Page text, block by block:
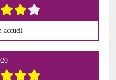
accueil